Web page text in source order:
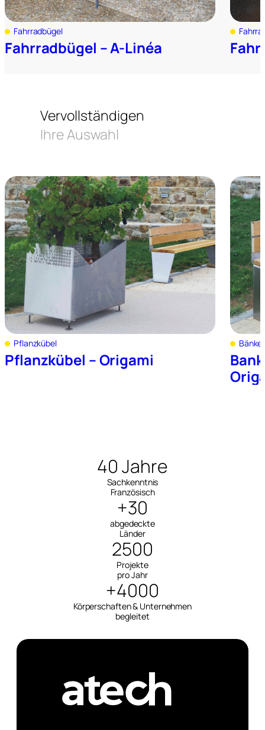
Fahrradbügel
Fahrradbügel – A-Linéa
Vervollständigen
Ihre Auswahl
Pflanzkübel
Pflanzkübel – Origami
Bänke
40 Jahre
Sachkenntnis
Französisch
+30
abgedeckte
Länder
2500
Projekte
pro Jahr
+4000
Körperschaften & Unternehmen
begleitet